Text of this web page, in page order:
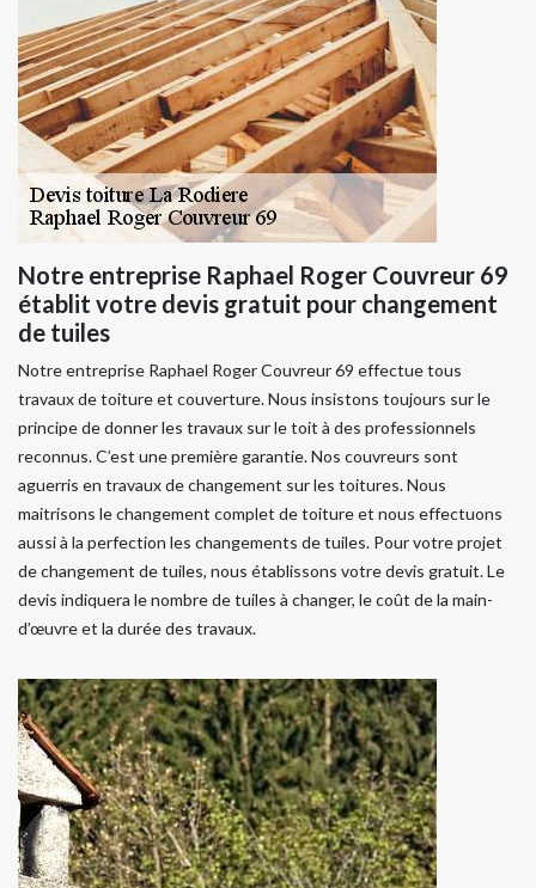
Notre entreprise Raphael Roger Couvreur 69
établit votre devis gratuit pour changement
de tuiles
Notre entreprise Raphael Roger Couvreur 69 effectue tous
travaux de toiture et couverture. Nous insistons toujours sur le
principe de donner les travaux sur le toit à des professionnels
reconnus. C’est une première garantie. Nos couvreurs sont
aguerris en travaux de changement sur les toitures. Nous
maitrisons le changement complet de toiture et nous effectuons
aussi à la perfection les changements de tuiles. Pour votre projet
de changement de tuiles, nous établissons votre devis gratuit. Le
devis indiquera le nombre de tuiles à changer, le coût de la main-
d’œuvre et la durée des travaux.